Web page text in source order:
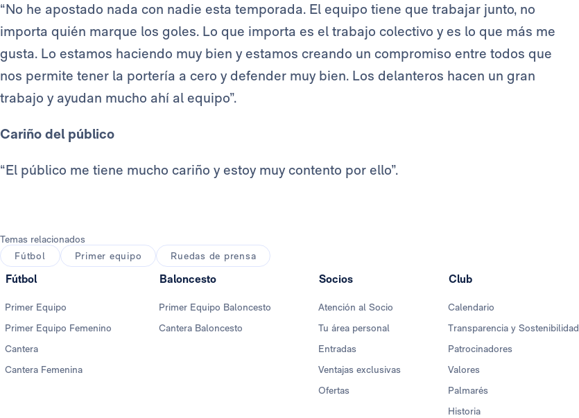
“No he apostado nada con nadie esta temporada. El equipo tiene que trabajar junto, no
importa quién marque los goles. Lo que importa es el trabajo colectivo y es lo que más me
gusta. Lo estamos haciendo muy bien y estamos creando un compromiso entre todos que
nos permite tener la portería a cero y defender muy bien. Los delanteros hacen un gran
trabajo y ayudan mucho ahí al equipo”.
Cariño del público
“El público me tiene mucho cariño y estoy muy contento por ello”.
Temas relacionados
Fútbol
Primer equipo Ruedas de prensa
Fútbol
Primer Equipo
Primer Equipo Femenino
Cantera
Cantera Femenina
Baloncesto
Primer Equipo Baloncesto
Cantera Baloncesto
Socios
Atención al Socio
Tu área personal
Entradas
Ventajas exclusivas
Ofertas
Club
Calendario
Transparencia y Sostenibilidad
Patrocinadores
Valores
Palmarés
Historia